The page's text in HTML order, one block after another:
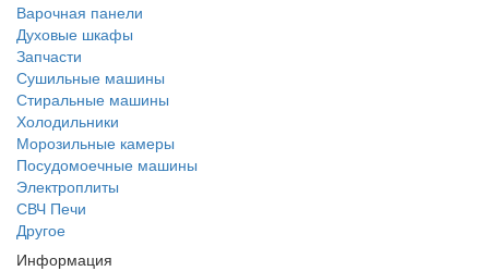
Варочная панели
Духовые шкафы
Запчасти
Сушильные машины
Стиральные машины
Холодильники
Морозильные камеры
Посудомоечные машины
Электроплиты
СВЧ Печи
Другое
Информация